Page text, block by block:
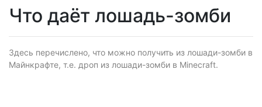
Что даёт лошадь-зомби
Здесь перечислено, что можно получить из лошади-зомби в
Майнкрафте, т.е. дроп из лошади-зомби в Minecraft.